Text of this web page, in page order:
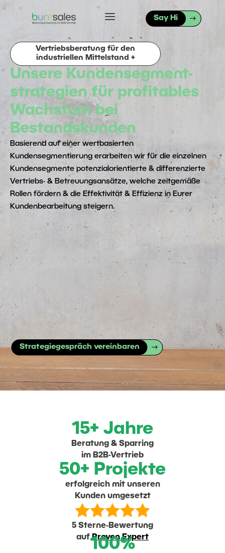
a Say Hi
Vertriebsberatung für den
industriellen Mittelstand +
Unsere Kundensegment-
strategien für profitables
Wachstum bei
Bestandskunden
Basierend auf einer wertbasierten
Kundensegmentierung erarbeiten wir für die einzelnen
Kundensegmente potenzialorientierte & differenzierte
Vertriebs- & Betreuungsansätze, welche zeitgemäße
Rollen fördern & die Effektivität & Effizienz in Eurer
Kundenbearbeitung steigern.
Strategiegespräch vereinbaren
15+ Jahre
Beratung & Sparring
im B2B-Vertrieb
50+ Projekte
erfolgreich mit unseren
Kunden umgesetzt

5 Sterne-Bewertung
aufProven Expert
100%